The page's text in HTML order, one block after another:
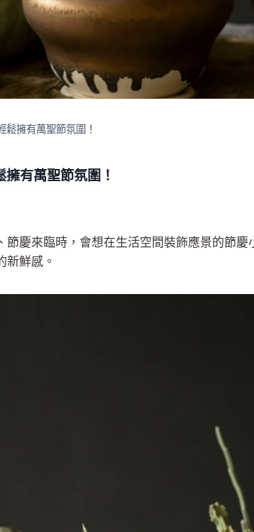
擁有萬聖節氛圍！
有萬聖節氛圍！
慶來臨時，會想在生活空間裝飾應景的節
新鮮感。